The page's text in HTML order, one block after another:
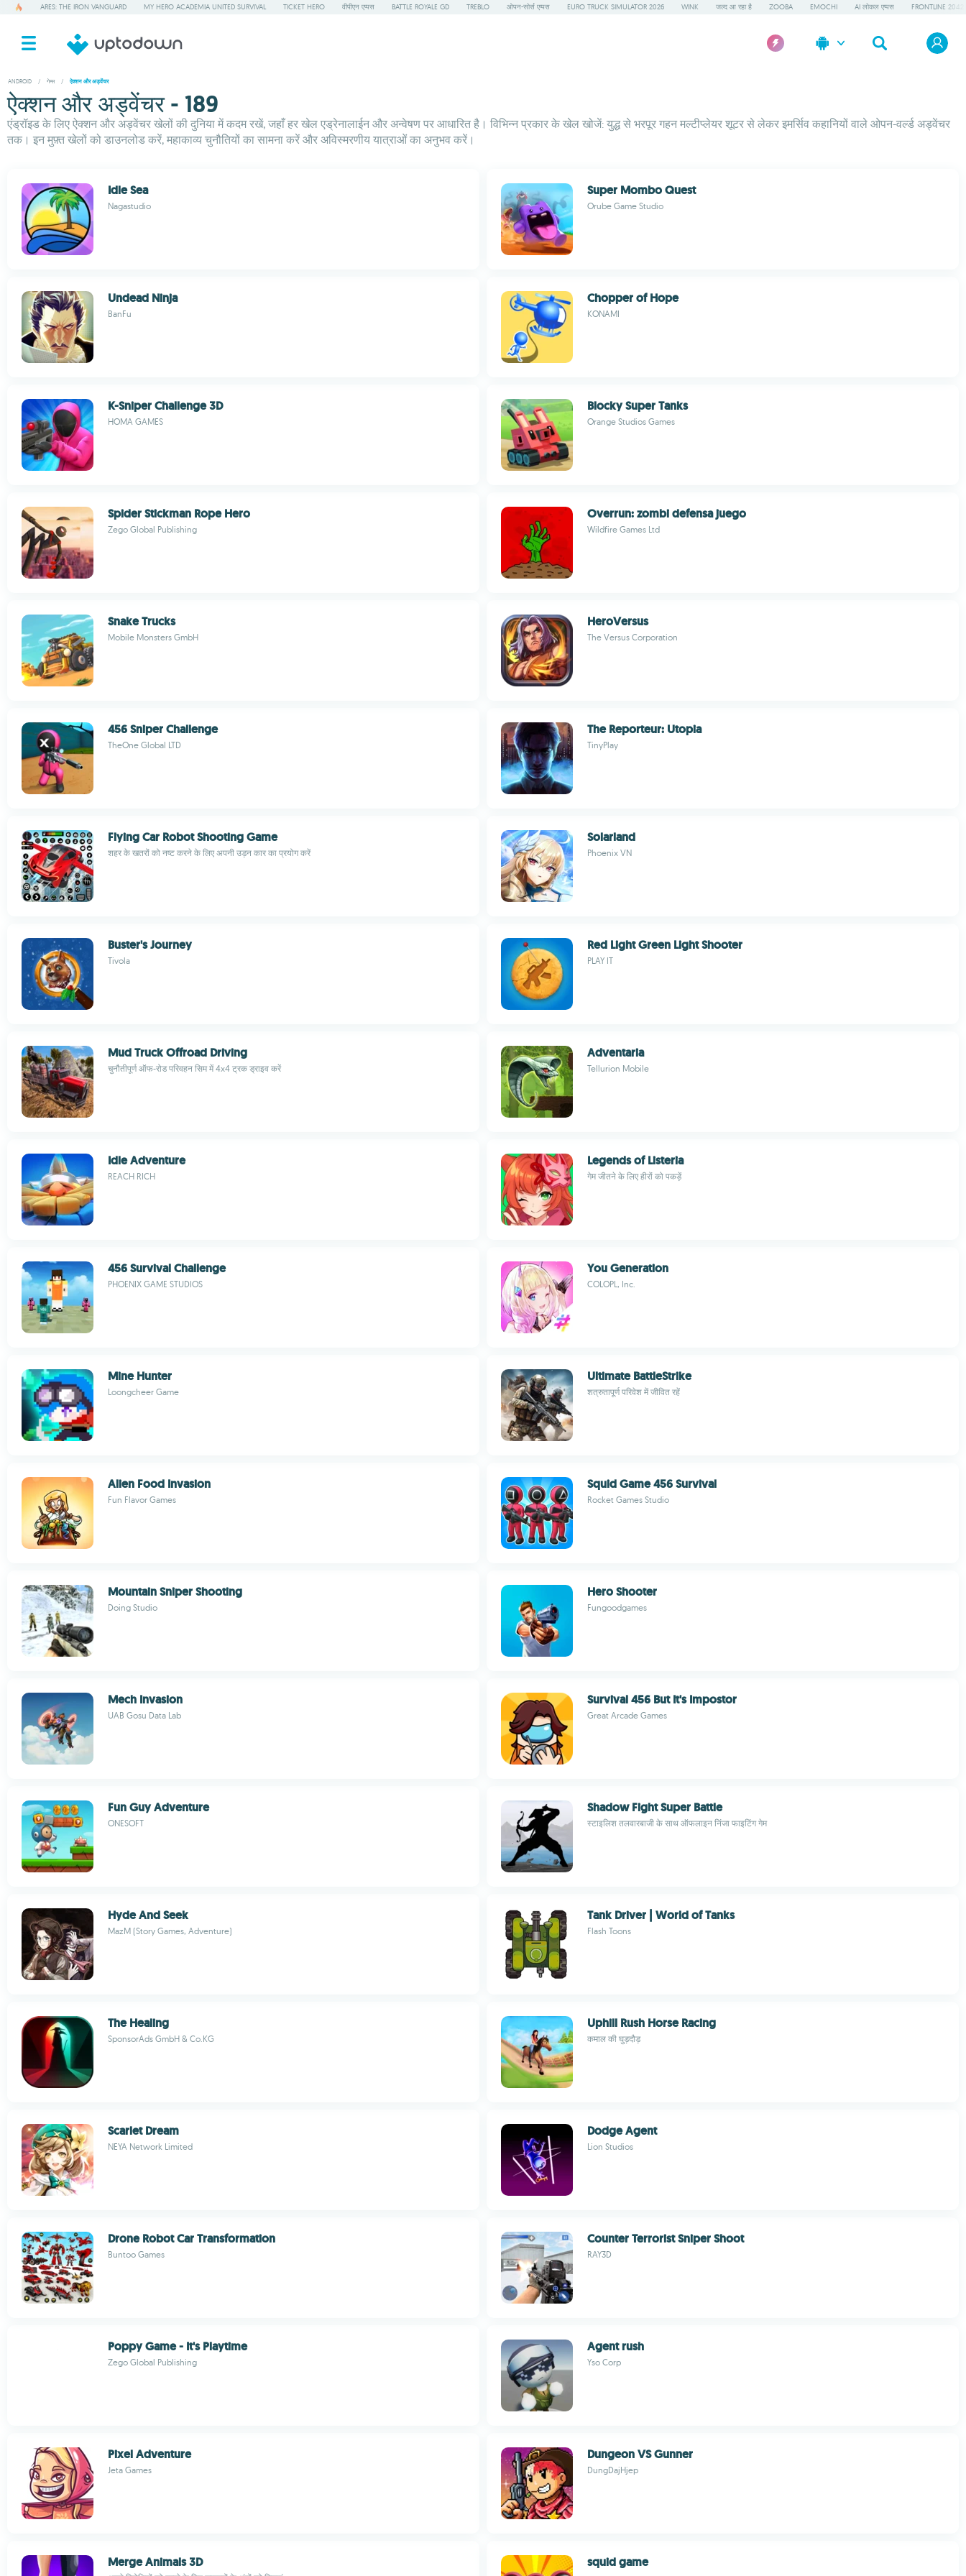
ARES: THE IRON VANGUARD MY HERO ACADEMIA UNITED SURVIVAL TICKET HERO वीपीएन एप्पस BATTLE ROYALE GD TREBLO ओपन-सोर्स एप्पस EURO TRUCK SIMULATOR 2026 WINK जल्द आ रहा है ZOOBA EMOCHI AI लोकल एप्पस FRONTLINE 2042
ANDROID / गेम्स / ऐक्शन और अड्वेंचर
ऐक्शन और अड्वेंचर - 189
एंड्रॉइड के लिए ऐक्शन और अड्वेंचर खेलों की दुनिया में कदम रखें, जहाँ हर खेल एड्रेनालाईन और अन्वेषण पर आधारित है। विभिन्न प्रकार के खेल खोजें: युद्ध से भरपूर गहन मल्टीप्लेयर शूटर से लेकर इमर्सिव कहानियों वाले ओपन-वर्ल्ड अड्वेंचर
तक। इन मुफ़्त खेलों को डाउनलोड करें, महाकाव्य चुनौतियों का सामना करें और अविस्मरणीय यात्राओं का अनुभव करें।
Idle Sea
Nagastudio
Super Mombo Quest
Orube Game Studio
Undead Ninja
BanFu
Chopper of Hope
KONAMI
K-Sniper Challenge 3D
HOMA GAMES
Blocky Super Tanks
Orange Studios Games
Spider Stickman Rope Hero
Zego Global Publishing
Overrun: zombi defensa juego
Wildfire Games Ltd
Snake Trucks
Mobile Monsters GmbH
HeroVersus
The Versus Corporation
456 Sniper Challenge
TheOne Global LTD
The Reporteur: Utopia
TinyPlay
Flying Car Robot Shooting Game
शहर के खतरों को नष्ट करने के लिए अपनी उड़न कार का प्रयोग करें
Solarland
Phoenix VN
Buster's Journey
Tivola
Red Light Green Light Shooter
PLAY IT
Mud Truck Offroad Driving
चुनौतीपूर्ण ऑफ-रोड परिवहन सिम में 4x4 ट्रक ड्राइव करें
Adventaria
Tellurion Mobile
Idle Adventure
REACH RICH
Legends of Listeria
गेम जीतने के लिए हीरों को पकड़ें
456 Survival Challenge
PHOENIX GAME STUDIOS
You Generation
COLOPL, Inc.
Mine Hunter
Loongcheer Game
Ultimate BattleStrike
शत्रुतापूर्ण परिवेश में जीवित रहें
Alien Food Invasion
Fun Flavor Games
Squid Game 456 Survival
Rocket Games Studio
Mountain Sniper Shooting
Doing Studio
Hero Shooter
Fungoodgames
Mech Invasion
UAB Gosu Data Lab
Survival 456 But It's Impostor
Great Arcade Games
Fun Guy Adventure
ONESOFT
Shadow Fight Super Battle
स्टाइलिश तलवारबाजी के साथ ऑफलाइन निंजा फाइटिंग गेम
Hyde And Seek
MazM (Story Games, Adventure)
Tank Driver | World of Tanks
Flash Toons
The Healing
SponsorAds GmbH & Co.KG
Uphill Rush Horse Racing
कमाल की घुड़दौड़
Scarlet Dream
NEYA Network Limited
Dodge Agent
Lion Studios
Drone Robot Car Transformation
Buntoo Games
Counter Terrorist Sniper Shoot
RAY3D
Poppy Game - It's Playtime
Zego Global Publishing
Agent rush
Yso Corp
Pixel Adventure
Jeta Games
Dungeon VS Gunner
DungDajHjep
Merge Animals 3D squid game